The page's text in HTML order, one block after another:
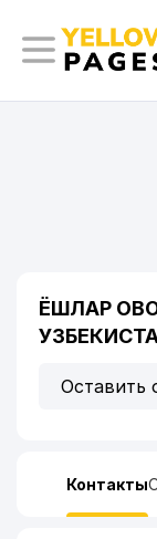
ЁШЛАР
Оставить
Контакты